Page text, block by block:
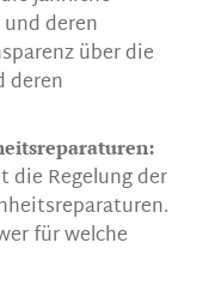
deren
über die
deren
die Regelung der
für welche